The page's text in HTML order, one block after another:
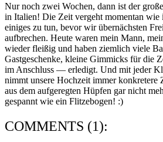
Nur noch zwei Wochen, dann ist der
in Italien! Die Zeit vergeht momentan wie
einiges zu tun, bevor wir übernächsten
aufbrechen. Heute waren mein Mann,
wieder fleißig und haben ziemlich viele
Gastgeschenke, kleine Gimmicks für die
im Anschluss — erledigt. Und mit jeder
nimmt unsere Hochzeit immer konkretere
aus dem aufgeregten Hüpfen gar nicht
gespannt wie ein Flitzebogen! :)
COMMENTS (1):